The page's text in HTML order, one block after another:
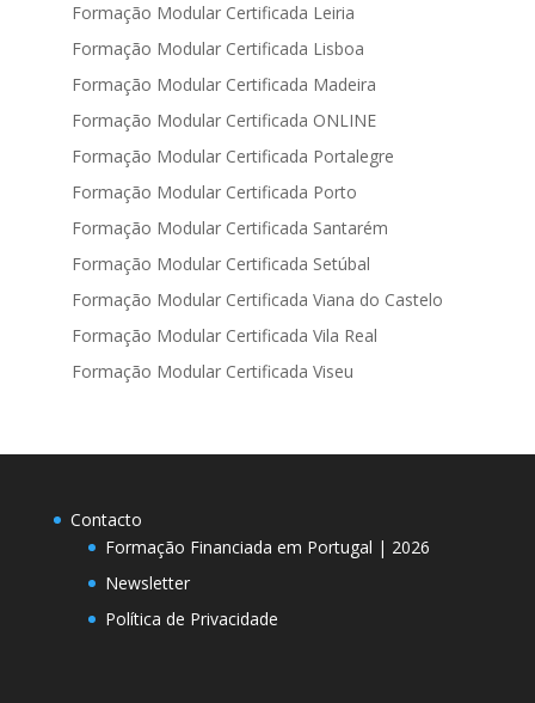
Formação Modular Certificada Leiria
Formação Modular Certificada Lisboa
Formação Modular Certificada Madeira
Formação Modular Certificada ONLINE
Formação Modular Certificada Portalegre
Formação Modular Certificada Porto
Formação Modular Certificada Santarém
Formação Modular Certificada Setúbal
Formação Modular Certificada Viana do Castelo
Formação Modular Certificada Vila Real
Formação Modular Certificada Viseu
Contacto
Formação Financiada em Portugal | 2026
Newsletter
Política de Privacidade